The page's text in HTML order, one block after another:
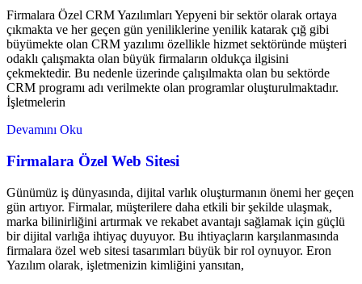
Firmalara Özel CRM Yazılımları Yepyeni bir sektör olarak ortaya
çıkmakta ve her geçen gün yeniliklerine yenilik katarak çığ gibi
büyümekte olan CRM yazılımı özellikle hizmet sektöründe müşteri
odaklı çalışmakta olan büyük firmaların oldukça ilgisini
çekmektedir. Bu nedenle üzerinde çalışılmakta olan bu sektörde
CRM programı adı verilmekte olan programlar oluşturulmaktadır.
İşletmelerin
Devamını Oku
Firmalara Özel Web Sitesi
Günümüz iş dünyasında, dijital varlık oluşturmanın önemi her geçen
gün artıyor. Firmalar, müşterilere daha etkili bir şekilde ulaşmak,
marka bilinirliğini artırmak ve rekabet avantajı sağlamak için güçlü
bir dijital varlığa ihtiyaç duyuyor. Bu ihtiyaçların karşılanmasında
firmalara özel web sitesi tasarımları büyük bir rol oynuyor. Eron
Yazılım olarak, işletmenizin kimliğini yansıtan,